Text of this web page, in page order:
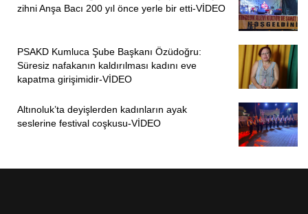
zihni Anşa Bacı 200 yıl önce yerle bir etti-VİDEO
PSAKD Kumluca Şube Başkanı Özüdoğru:
Süresiz nafakanın kaldırılması kadını eve
kapatma girişimidir-VİDEO
Altınoluk’ta deyişlerden kadınların ayak
seslerine festival coşkusu-VİDEO